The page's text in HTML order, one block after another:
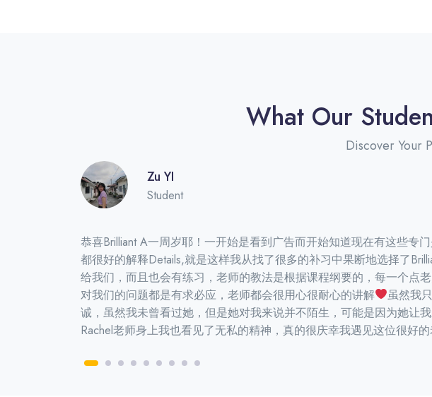
What Our
Discover Your
Zu YI
Student
恭喜Brilliant A一周岁耶！一开始是看到广告而开始知道现在有这些
都很好的解释details,就是这样我从找了很多的补习中果断地选择了
给我们，而且也会有练习，老师的教法是根据课程纲要的，每一个点
对我们的问题都是有求必应，老师都会很用心很耐心的讲解
虽然我
诚，虽然我未曾看过她，但是她对我来说并不陌生，可能是因为她让
Rachel老师身上我也看见了无私的精神，真的很庆幸我遇见这位很好